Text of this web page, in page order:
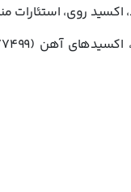
اکسید روی، استئارات